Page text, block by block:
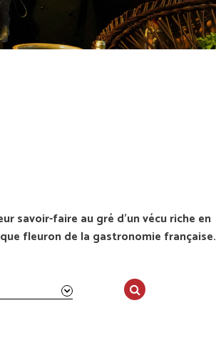
savoir-faire au gré d’un vécu riche en
fleuron de la gastronomie française.